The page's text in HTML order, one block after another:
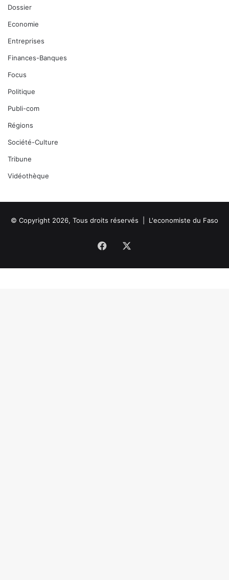
a
c
i
r
e
S
2
I
)
Dossier
Economie
Entreprises
Finances-Banques
Focus
Politique
Publi-com
Régions
Société-Culture
Tribune
Vidéothèque
© Copyright 2026, Tous droits réservés | L'economiste du Faso
Facebook